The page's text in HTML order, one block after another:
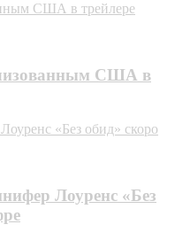
США в трейлере
США в
«Без обид» скоро
Лоуренс «Без